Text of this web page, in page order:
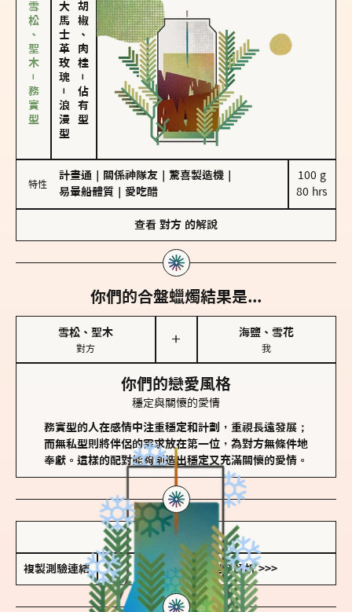
雪松、聖木－務實型 大馬士革玫瑰
－
浪漫型
胡椒、肉桂
－
佔有型
特性
計畫通 關係神隊友 驚喜製造機
易暈船體質
愛吃醋
100 g
80 hrs
查看 對方 的解說
你們的合盤蠟燭結果是...
雪松、聖木
對方
＋
海鹽、雪花
我
你們的戀愛風格
穩定與關懷的愛情
務實型的人在感情中注重穩定和計劃，重視長遠發展；
而無私型則將伴侶的需求放在第一位，為對方無條件地
奉獻。這樣的配對能夠創造出穩定又充滿關懷的愛情。
儲存我的結果圖
複製測驗連結 查看香氛類型全解析 >>>